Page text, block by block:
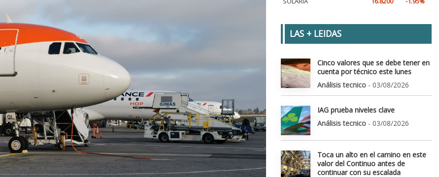
LAS + LEIDAS
Cinco valores que se debe tener en
cuenta por técnico este lunes
Análisis tecnico - 03/08/2026
IAG prueba niveles clave
Análisis tecnico - 03/08/2026
Toca un alto en el camino en este
valor del Continuo antes de
continuar con su escalada